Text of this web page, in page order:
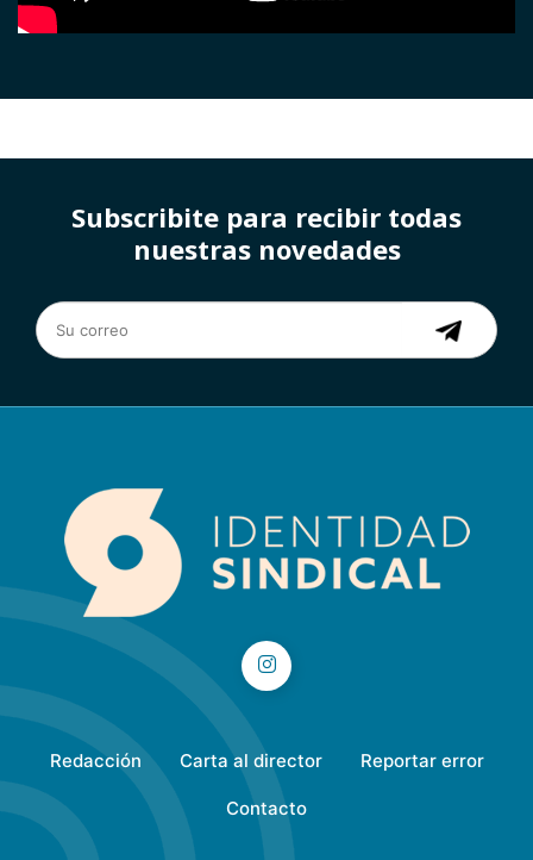
Subscribite para recibir todas
nuestras novedades
Redacción Carta al director Reportar error
Contacto